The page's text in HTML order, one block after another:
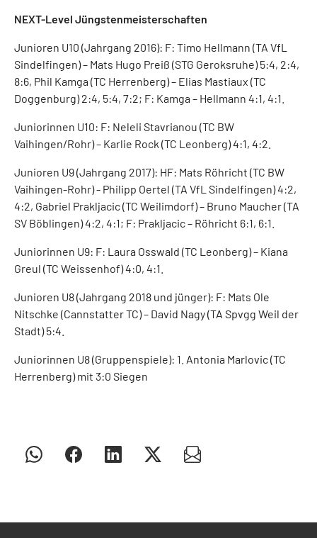
NEXT-Level Jüngstenmeisterschaften
Junioren U10 (Jahrgang 2016): F: Timo Hellmann (TA VfL
Sindelfingen) – Mats Hugo Preiß (STG Geroksruhe) 5:4, 2:4,
8:6, Phil Kamga (TC Herrenberg) – Elias Mastiaux (TC
Doggenburg) 2:4, 5:4, 7:2; F: Kamga – Hellmann 4:1, 4:1.
Juniorinnen U10: F: Neleli Stavrianou (TC BW
Vaihingen/Rohr) – Karlie Rock (TC Leonberg) 4:1, 4:2.
Junioren U9 (Jahrgang 2017): HF: Mats Röhricht (TC BW
Vaihingen-Rohr) - Philipp Oertel (TA VfL Sindelfingen) 4:2,
4:2, Gabriel Prakljacic (TC Weilimdorf) – Bruno Maucher (TA
SV Böblingen) 4:2, 4:1; F: Prakljacic – Röhricht 6:1, 6:1.
Juniorinnen U9: F: Laura Osswald (TC Leonberg) – Kiana
Greul (TC Weissenhof) 4:0, 4:1.
Junioren U8 (Jahrgang 2018 und jünger): F: Mats Ole
Nitschke (Cannstatter TC) – David Nagy (TA Spvgg Weil der
Stadt) 5:4.
Juniorinnen U8 (Gruppenspiele): 1. Antonia Marlovic (TC
Herrenberg) mit 3:0 Siegen